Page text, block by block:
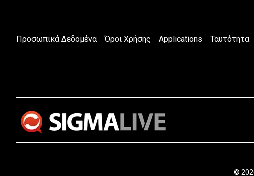
Προσωπικά Δεδομένα Όροι Χρήσης Applications Ταυτότητα
©